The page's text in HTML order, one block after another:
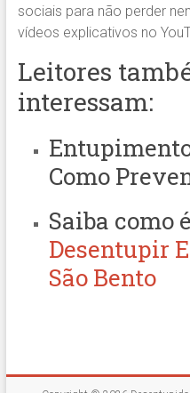
sociais para não perder
vídeos explicativos no
Leitores
interessam:
Como
Saiba como
Desentupir
São Bento